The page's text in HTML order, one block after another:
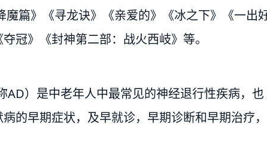
魔篇》《寻龙诀》《亲爱的》《冰之下》《一出
冠》《封神第二部：战火西岐》等。
AD）是中老年人中最常见的神经退行性疾病，也
的早期症状，及早就诊，早期诊断和早期治疗，